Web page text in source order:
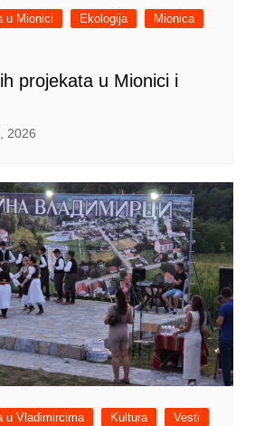
u Mionici Ekologija
Mionica
projekata u Mionici i
2026
u Vladimircima Kultura
Vesti